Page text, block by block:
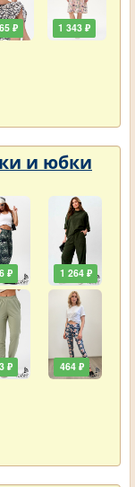
₽ 1 343 ₽
и юбки
₽
₽
1 264 ₽
464 ₽